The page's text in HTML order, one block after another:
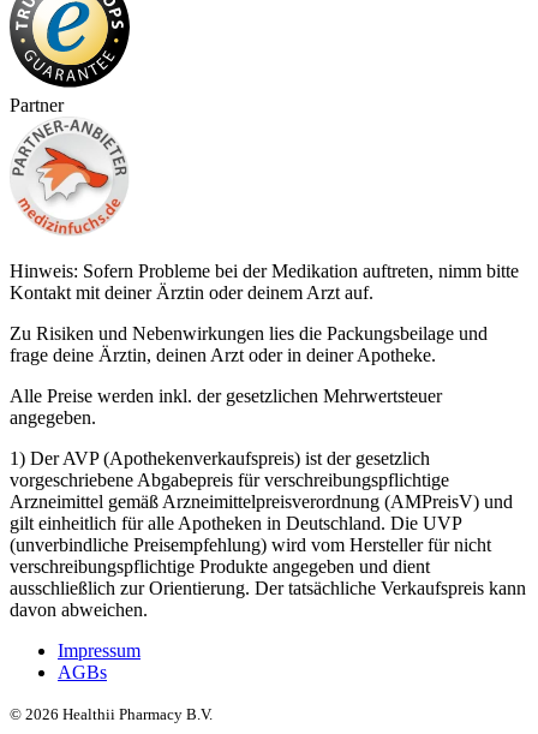
Partner
Hinweis: Sofern Probleme bei der Medikation auftreten, nimm bitte
Kontakt mit deiner Ärztin oder deinem Arzt auf.
Zu Risiken und Nebenwirkungen lies die Packungsbeilage und
frage deine Ärztin, deinen Arzt oder in deiner Apotheke.
Alle Preise werden inkl. der gesetzlichen Mehrwertsteuer
angegeben.
1) Der AVP (Apothekenverkaufspreis) ist der gesetzlich
vorgeschriebene Abgabepreis für verschreibungspflichtige
Arzneimittel gemäß Arzneimittelpreisverordnung (AMPreisV) und
gilt einheitlich für alle Apotheken in Deutschland. Die UVP
(unverbindliche Preisempfehlung) wird vom Hersteller für nicht
verschreibungspflichtige Produkte angegeben und dient
ausschließlich zur Orientierung. Der tatsächliche Verkaufspreis kann
davon abweichen.
Impressum
AGBs
© 2026 Healthii Pharmacy B.V.